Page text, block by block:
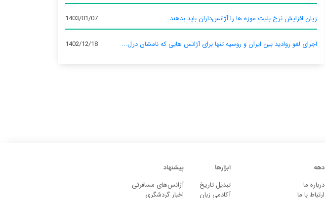
زیان افزایش نرخ بلیت موزه ها را آژانس‌داران باید بدهند 1403/01/07
اجرای لغو روادید بین ایران و روسیه تنها برای آژانس‌ هایی که نامشان درل... 1402/12/18
دهه
درباره ما
ارتباط با ما
ابزارها
تبدیل تاریخ
آکادمی زبان
پیشنهاد
آژانس‌های مسافرتی
اخبار گردشگری